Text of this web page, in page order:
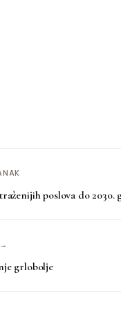
poslova do 2030.
grlobolje